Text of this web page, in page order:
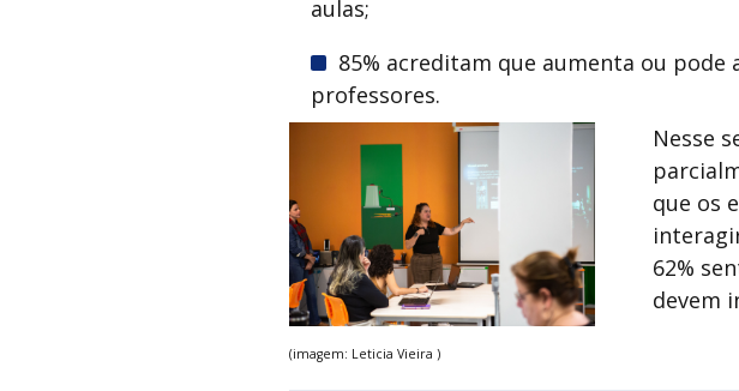
aulas;
85% acreditam que aumenta ou
professores.
(imagem: Leticia Vieira )
Nesse
que os
62%
devem